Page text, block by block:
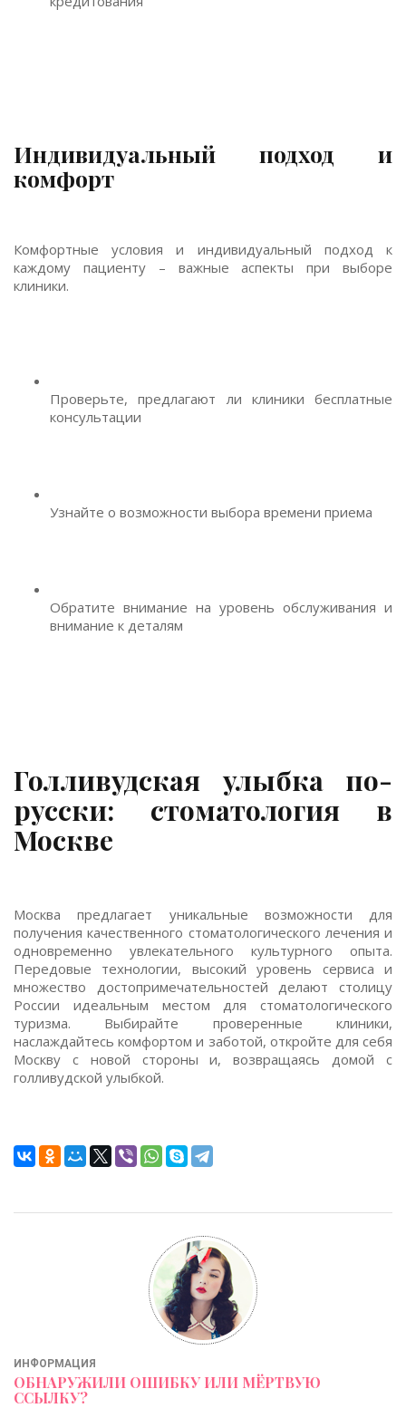
Индивидуальный подход и
комфорт
Комфортные условия и индивидуальный подход к
каждому пациенту – важные аспекты при выборе
клиники.
Проверьте, предлагают ли клиники бесплатные
консультации
Узнайте о возможности выбора времени приема
Обратите внимание на уровень обслуживания и
внимание к деталям
Голливудская улыбка по-
русски: стоматология в
Москве
Москва предлагает уникальные возможности для
получения качественного стоматологического лечения и
одновременно увлекательного культурного опыта.
Передовые технологии, высокий уровень сервиса и
множество достопримечательностей делают столицу
России идеальным местом для стоматологического
туризма. Выбирайте проверенные клиники,
наслаждайтесь комфортом и заботой, откройте для себя
Москву с новой стороны и, возвращаясь домой с
голливудской улыбкой.
ИНФОРМАЦИЯ
ОБНАРУЖИЛИ ОШИБКУ ИЛИ МЁРТВУЮ
ССЫЛКУ?